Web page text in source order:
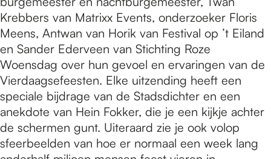
Krebbers van Matrixx Events, onderzoeker Floris
Meens, Antwan van Horik van Festival op ’t Eiland
en Sander Ederveen van Stichting Roze
Woensdag over hun gevoel en ervaringen van de
Vierdaagsefeesten. Elke uitzending heeft een
speciale bijdrage van de Stadsdichter en een
anekdote van Hein Fokker, die je een kijkje achter
de schermen gunt. Uiteraard zie je ook volop
sfeerbeelden van hoe er normaal een week lang